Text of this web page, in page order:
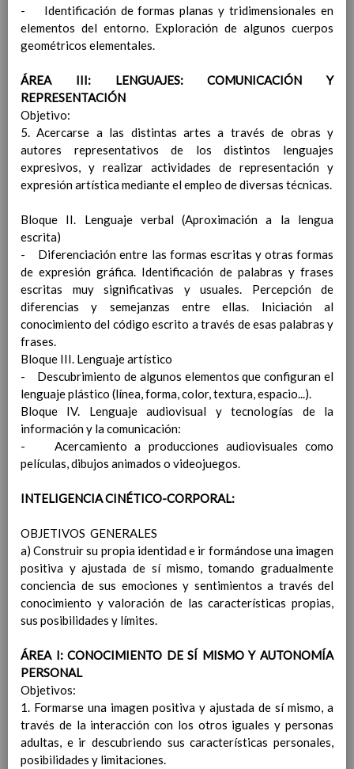
representaciÃ³n
15 noviembre 2019
Ãrea II: Conocimiento del
mismo y autonomÃ­a
Recursos 15 noviembre 2019
EducaciÃ³n Primaria
CoordinaciÃ³n y concreciÃ³n curricular
Objetivos de la etapa
Literatura
ContribuciÃ³n del Ã¡rea a
las competencias clave
ConcreciÃ³n curricular
para la etapa. Perfiles de
Ã¡rea y de
Ãrea de MatemÃ¡ticas
Objetivos del Ã¡rea
ContribuciÃ³n del Ã¡rea a
las competencias clave
para la etapa. Perfiles de
Ã¡rea y de
Ãrea de Lengua Extranjera
ContribuciÃ³n del Ã¡rea a
las competencias clave
ConcreciÃ³n curricular
para la etapa. Perfiles de
Ãrea de Ciencias de la
ContribuciÃ³n del Ã¡rea a
las competencias clave
ConcreciÃ³n curricular
- Identificación de formas planas y tridimensionales en
elementos del entorno. Exploración de algunos cuerpos
geométricos elementales.
ÁREA III: LENGUAJES: COMUNICACIÓN Y
REPRESENTACIÓN
Objetivo:
5. Acercarse a las distintas artes a través de obras y
autores representativos de los distintos lenguajes
expresivos, y realizar actividades de representación y
expresión artística mediante el empleo de diversas técnicas.
Bloque II. Lenguaje verbal (Aproximación a la lengua
escrita)
- Diferenciación entre las formas escritas y otras formas
de expresión gráfica. Identificación de palabras y frases
escritas muy significativas y usuales. Percepción de
diferencias y semejanzas entre ellas. Iniciación al
conocimiento del código escrito a través de esas palabras y
frases.
Bloque III. Lenguaje artístico
- Descubrimiento de algunos elementos que configuran el
lenguaje plástico (línea, forma, color, textura, espacio...).
Bloque IV. Lenguaje audiovisual y tecnologías de la
información y la comunicación:
- Acercamiento a producciones audiovisuales como
películas, dibujos animados o videojuegos.
INTELIGENCIA CINÉTICO-CORPORAL:
OBJETIVOS GENERALES
a) Construir su propia identidad e ir formándose una imagen
positiva y ajustada de sí mismo, tomando gradualmente
conciencia de sus emociones y sentimientos a través del
conocimiento y valoración de las características propias,
sus posibilidades y límites.
ÁREA I: CONOCIMIENTO DE SÍ MISMO Y AUTONOMÍA
PERSONAL
Objetivos:
1. Formarse una imagen positiva y ajustada de sí mismo, a
través de la interacción con los otros iguales y personas
adultas, e ir descubriendo sus características personales,
posibilidades y limitaciones.